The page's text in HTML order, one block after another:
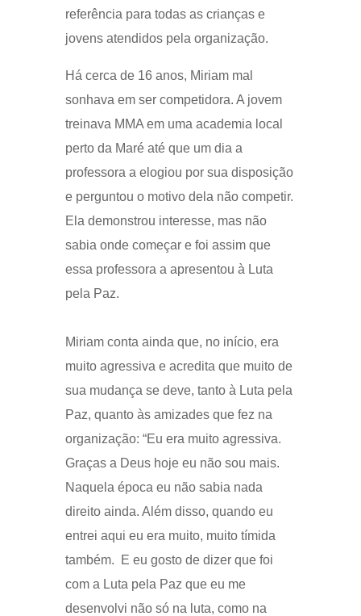
referência para todas as crianças e
jovens atendidos pela organização.
Há cerca de 16 anos, Miriam mal
sonhava em ser competidora. A jovem
treinava MMA em uma academia local
perto da Maré até que um dia a
professora a elogiou por sua disposição
e perguntou o motivo dela não competir.
Ela demonstrou interesse, mas não
sabia onde começar e foi assim que
essa professora a apresentou à Luta
pela Paz.
Miriam conta ainda que, no início, era
muito agressiva e acredita que muito de
sua mudança se deve, tanto à Luta pela
Paz, quanto às amizades que fez na
organização: “Eu era muito agressiva.
Graças a Deus hoje eu não sou mais.
Naquela época eu não sabia nada
direito ainda. Além disso, quando eu
entrei aqui eu era muito, muito tímida
também. E eu gosto de dizer que foi
com a Luta pela Paz que eu me
desenvolvi não só na luta, como na